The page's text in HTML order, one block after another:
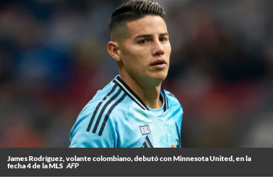
James Rodríguez, volante colombiano, debutó con Minnesota United, en la
fecha 4 de la MLS AFP